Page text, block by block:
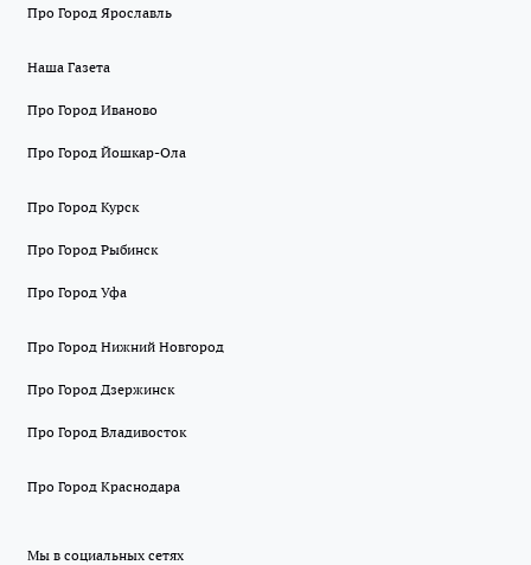
Про Город Ярославль
Наша Газета
Про Город Иваново
Про Город Йошкар-Ола
Про Город Курск
Про Город Рыбинск
Про Город Уфа
Про Город Нижний Новгород
Про Город Дзержинск
Про Город Владивосток
Про Город Краснодара
Мы в социальных сетях